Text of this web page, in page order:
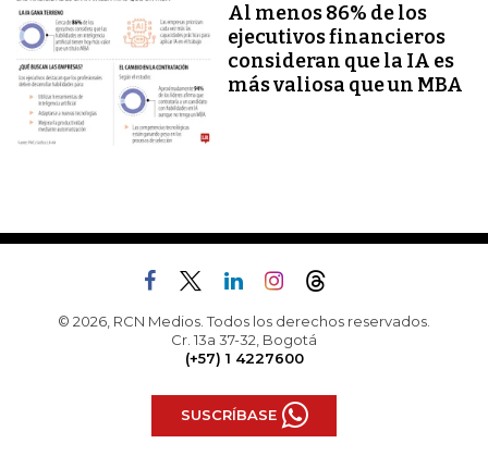
Al menos 86% de los
ejecutivos financieros
consideran que la IA es
más valiosa que un MBA
© 2026, RCN Medios. Todos los derechos reservados.
Cr. 13a 37-32, Bogotá
(+57) 1 4227600
SUSCRÍBASE